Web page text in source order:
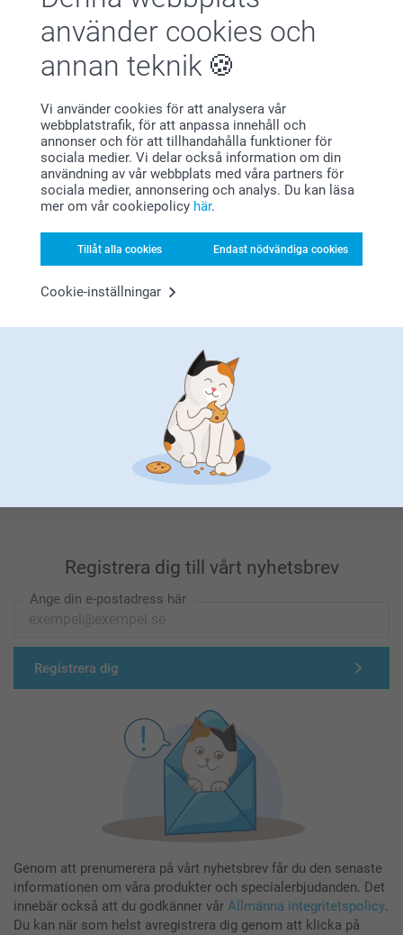
använder cookies och
annan teknik
Vi använder cookies för att analysera vår
webbplatstrafik, för att anpassa innehåll och
annonser och för att tillhandahålla funktioner för
sociala medier. Vi delar också information om din
användning av vår webbplats med våra partners för
sociala medier, annonsering och analys. Du kan läsa
mer om vår cookiepolicy här.
Tillåt alla cookies Endast nödvändiga cookies
Cookie-inställningar
Bonus på alla dina köp
Letar du efter inspiration?
Förstklassig kundservice
Registrera dig till vårt nyhetsbrev
Ange din e-postadress här
Registrera dig
Genom att prenumerera på vårt nyhetsbrev får du den senaste
informationen om våra produkter och specialerbjudanden. Det
innebär också att du godkänner vår Allmänna integritetspolicy.
Du kan när som helst avregistrera dig genom att klicka på